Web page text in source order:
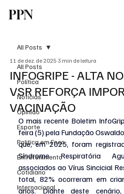
PPN
All Posts
Política
Notícias
Opinião
Esporte
Politica em Foco
Entretenimento
Cotidiano
Internacional
All Posts
INFOGRIPE - ALTA
VSR REFORÇA
VACINAÇÃO
11 de dez. de 2025 3 min de leitura
O mais recente Boletim
feira (5) pela Fundação
que, em 2025, foram
Síndrome Respiratória
associados ao Vírus Sincicial
total, 82% ocorreram em
anos. Diante deste